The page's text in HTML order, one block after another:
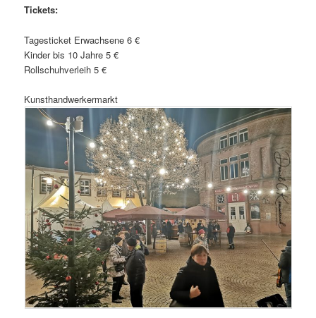
Tickets:
Tagesticket Erwachsene 6 €
Kinder bis 10 Jahre 5 €
Rollschuhverleih 5 €
Kunsthandwerkermarkt